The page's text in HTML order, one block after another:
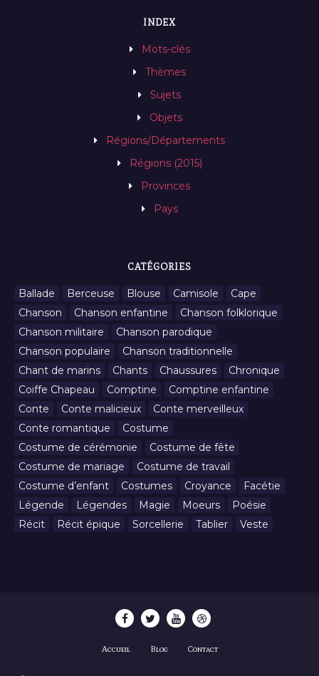
INDEX
Mots-clés
Thèmes
Sujets
Objets
Régions/Départements
Régions (2015)
Provinces
Pays
CATÉGORIES
Ballade Berceuse Blouse Camisole
Cape
Chanson
Chanson enfantine
Chanson folklorique
Chanson militaire
Chanson parodique
Chanson populaire
Chanson traditionnelle
Chant de marins
Chants Chaussures
Chronique
Coiffe Chapeau
Comptine
Comptine enfantine
Conte
Conte malicieux
Conte merveilleux
Conte romantique
Costume
Costume de cérémonie
Costume de fête
Costume de mariage
Costume de travail
Costume d’enfant
Costumes Croyance
Facétie
Légende
Légendes Magie Moeurs
Poésie
Récit
Récit épique Sorcellerie Tablier Veste
Accueil Blog Contact